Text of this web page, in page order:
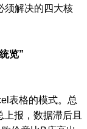
须解决的四大核
览”
表格的模式。总
报，数据滞后且